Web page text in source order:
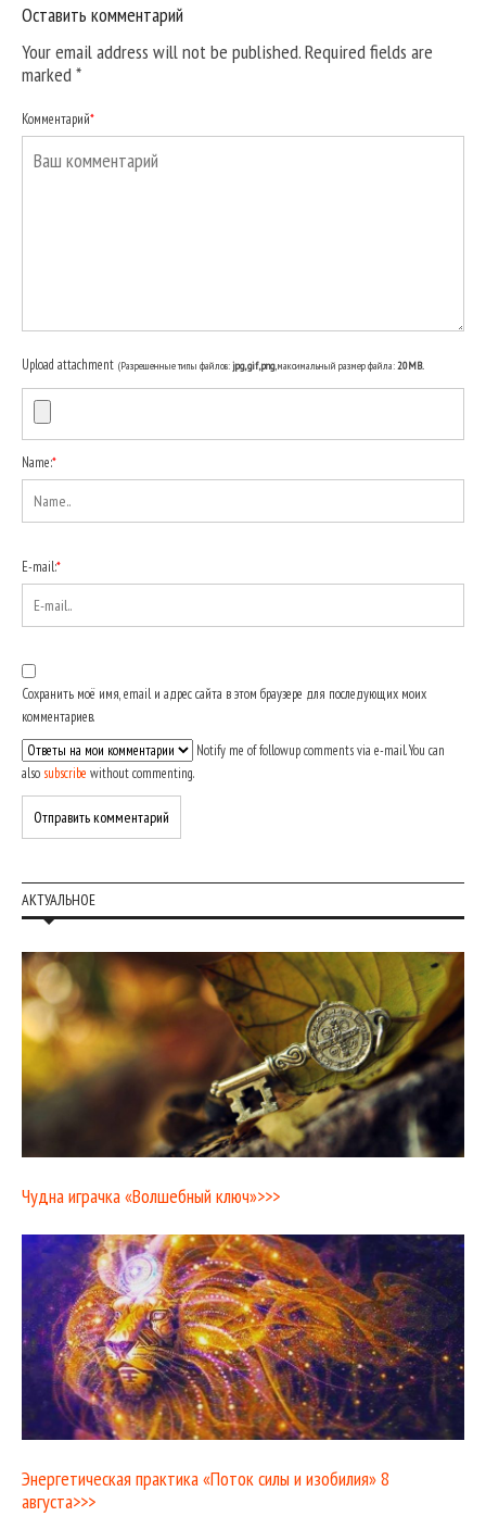
Оставить комментарий
Your email address will not be published. Required fields are
marked*
Комментарий*
Upload attachment (Разрешенные типы файлов:jpg, gif, png, максимальный размер файла:20MB.
Name:*
E-mail:*
Сохранить моё имя, email и адрес сайта в этом браузере для последующих моих
комментариев.
Notify me of followup comments via e-mail. You can
also subscribe without commenting.
АКТУАЛЬНОЕ
Чудна играчка «Волшебный ключ»>>>
Энергетическая практика «Поток силы и изобилия» 8
августа>>>